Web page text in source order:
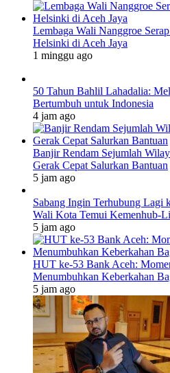
Lembaga Wali Nanggroe
Helsinki di Aceh Jaya
1 minggu ago
50 Tahun Bahlil Lahadalia:
Bertumbuh untuk Indonesia
4 jam ago
Banjir Rendam Sejumlah
Gerak Cepat Salurkan Bantuan
5 jam ago
Sabang Ingin Terhubung Lagi
Wali Kota Temui Kemenhub-
5 jam ago
HUT ke-53 Bank Aceh:
Menumbuhkan Keberkahan
5 jam ago